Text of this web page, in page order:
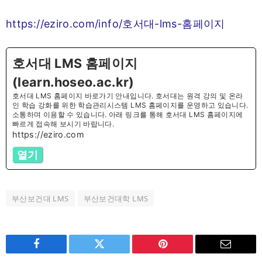
https://eziro.com/info/호서대-lms-홈페이지
호서대 LMS 홈페이지
(learn.hoseo.ac.kr)
호서대 LMS 홈페이지 바로가기 안내입니다. 호서대는 원격 강의 및 온라
인 학습 강화를 위한 학습관리시스템 LMS 홈페이지를 운영하고 있습니다.
소통하며 이용할 수 있습니다. 아래 링크를 통해 호서대 LMS 홈페이지에
빠르게 접속해 보시기 바랍니다.
https://eziro.com
열기
부산보건대 LMS 부산보건대학 LMS
Facebook Twitter Pinterest Email